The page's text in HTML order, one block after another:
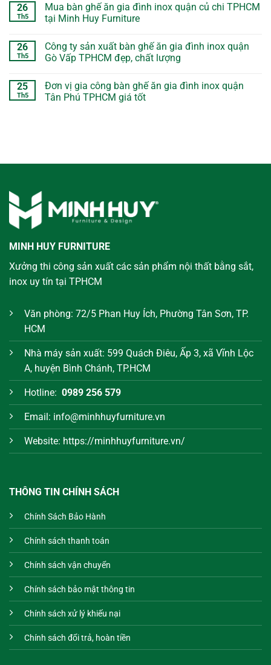
26
Th5
Mua bàn ghế ăn gia đình inox quận củ chi TPHCM
tại Minh Huy Furniture
26
Th5
Công ty sản xuất bàn ghế ăn gia đình inox quận
Gò Vấp TPHCM đẹp, chất lượng
25
Th5
Đơn vị gia công bàn ghế ăn gia đình inox quận
Tân Phú TPHCM giá tốt
MINH HUY FURNITURE
Xưởng thi công sản xuất các sản phẩm nội thất bằng sắt,
inox uy tín tại TPHCM
Văn phòng: 72/5 Phan Huy Ích, Phường Tân Sơn, TP.
HCM
Nhà máy sản xuất: 599 Quách Điêu, Ấp 3, xã Vĩnh Lộc
A, huyện Bình Chánh, TP.HCM
Hotline: 0989 256 579
Email: info@minhhuyfurniture.vn
Website: https://minhhuyfurniture.vn/
THÔNG TIN CHÍNH SÁCH
Chính Sách Bảo Hành
Chính sách thanh toán
Chính sách vận chuyển
Chính sách bảo mật thông tin
Chính sách xử lý khiếu nại
Chính sách đổi trả, hoàn tiền